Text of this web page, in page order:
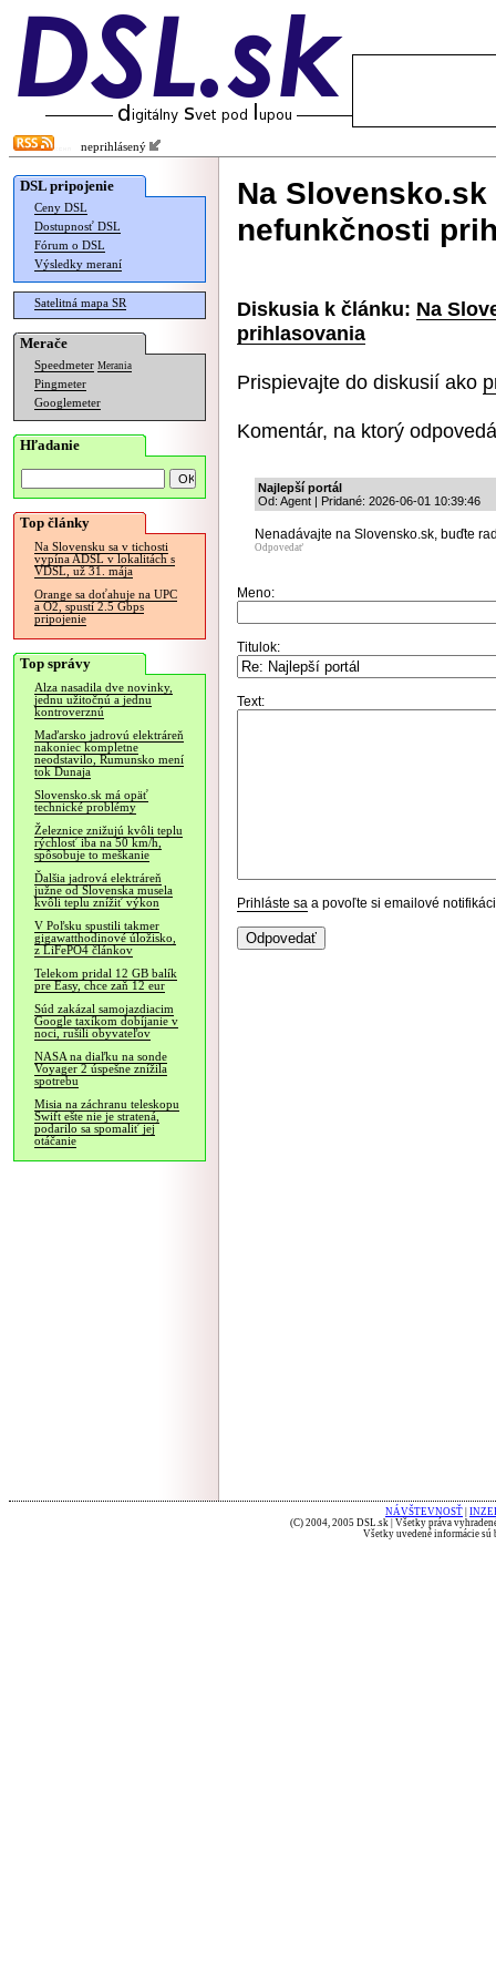
neprihlásený
DSL pripojenie
Ceny DSL
Dostupnosť DSL
Fórum o DSL
Výsledky meraní
Satelitná mapa SR
Merače
Speedmeter Merania
Pingmeter
Googlemeter
Hľadanie
Top články
Na Slovensku sa v tichosti
vypína ADSL v lokalitách s
VDSL, už 31. mája
Orange sa doťahuje na UPC
a O2, spustí 2.5 Gbps
pripojenie
Top správy
Alza nasadila dve novinky,
jednu užitočnú a jednu
kontroverznú
Maďarsko jadrovú elektráreň
nakoniec kompletne
neodstavilo, Rumunsko mení
tok Dunaja
Slovensko.sk má opäť
technické problémy
Železnice znižujú kvôli teplu
rýchlosť iba na 50 km/h,
spôsobuje to meškanie
Ďalšia jadrová elektráreň
južne od Slovenska musela
kvôli teplu znížiť výkon
V Poľsku spustili takmer
gigawatthodinové úložisko,
z LiFePO4 článkov
Telekom pridal 12 GB balík
pre Easy, chce zaň 12 eur
Súd zakázal samojazdiacim
Google taxíkom dobíjanie v
noci, rušili obyvateľov
NASA na diaľku na sonde
Voyager 2 úspešne znížila
spotrebu
Misia na záchranu teleskopu
Swift ešte nie je stratená,
podarilo sa spomaliť jej
otáčanie
Na
nefunkčnosti
Diskusia k článku: Na
prihlasovania
Prispievajte do diskusií ako
Komentár, na ktorý
Najlepší portál
Od: Agent | Pridané: 2026-06-01 10:39:46
Nenadávajte na Slovensko.sk, buďte
Odpovedať
Meno:
Titulok:
Text:
Prihláste sa a povoľte si emailové
NÁVŠTEVNOSŤ
(C) 2004, 2005 DSL.sk | Všetky práva
Všetky uvedené informácie sú